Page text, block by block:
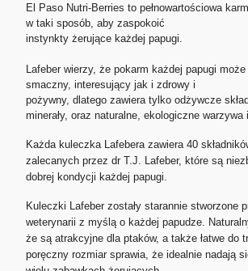
El Paso Nutri-Berries to pełnowartościowa
w taki sposób, aby zaspokoić
instynkty żerujące każdej papugi.
Lafeber wierzy, że pokarm każdej papugi
smaczny, interesujący jak i zdrowy i
pożywny, dlatego zawiera tylko odżywcze
minerały, oraz naturalne, ekologiczne warzywa
Każda kuleczka Lafebera zawiera 40
zalecanych przez dr T.J. Lafeber, które są
dobrej kondycji każdej papugi.
Kuleczki Lafeber zostały starannie stworzone
weterynarii z myślą o każdej papudze.
że są atrakcyjne dla ptaków, a także łatwe do
poręczny rozmiar sprawia, że idealnie nadają